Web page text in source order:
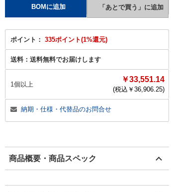
ポイント： 335ポイント(1%還元)
送料： 送料無料でお届けします
1個以上
￥33,551.14
(税込￥ 36,906.25)
納期・仕様・代替品のお問合せ
商品概要・商品スペック